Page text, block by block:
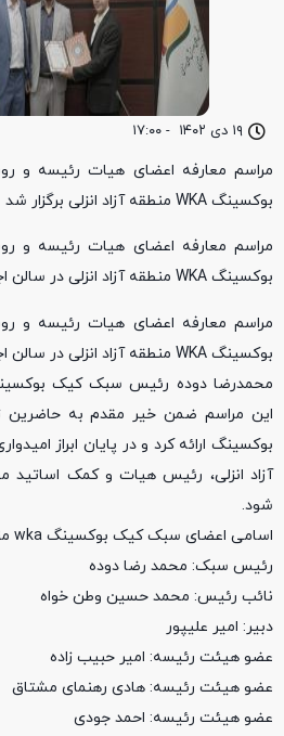
۱۹ دی ۱۴۰۲ - ۱۷:۰۰
مراسم معارفه اعضای هیات رئیسه و
بوکسینگ WKA منطقه آزاد انزلی برگزار شد
مراسم معارفه اعضای هیات رئیسه و
بوکسینگ WKA منطقه آزاد انزلی در سالن اجتماعات منطقه برگزار شد.
مراسم معارفه اعضای هیات رئیسه و
بوکسینگ WKA منطقه آزاد انزلی در سالن اجتماعات منطقه برگزار شد.
این مراسم ضمن خیر مقدم به حاضرین
بوکسینگ ارائه کرد و در پایان ابراز
آزاد انزلی، رئیس هیات و کمک اساتید
شود.
اسامی اعضای سبک کیک بوکسینگ wka منطقه آزاد انزلی:
رئیس سبک: محمد رضا دوده
نائب رئیس: محمد حسین وطن خواه
دبیر: امیر علیپور
عضو هیئت رئیسه: امیر حبیب زاده
عضو هیئت رئیسه: هادی رهنمای مشتاق
عضو هیئت رئیسه: احمد جودی